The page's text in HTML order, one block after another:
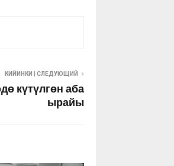
КИЙИНКИ | СЛЕДУЮЩИЙ
күтүлгөн аба
ырайы